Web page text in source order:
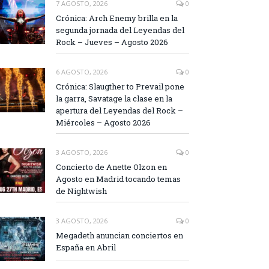
7 AGOSTO, 2026 0
Crónica: Arch Enemy brilla en la
segunda jornada del Leyendas del
Rock – Jueves – Agosto 2026
6 AGOSTO, 2026 0
Crónica: Slaugther to Prevail pone
la garra, Savatage la clase en la
apertura del Leyendas del Rock –
Miércoles – Agosto 2026
3 AGOSTO, 2026 0
Concierto de Anette Olzon en
Agosto en Madrid tocando temas
de Nightwish
3 AGOSTO, 2026 0
Megadeth anuncian conciertos en
España en Abril